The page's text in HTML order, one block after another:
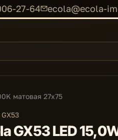
27-64 ecola@ecola-
матовая 27x75
GX53 LED